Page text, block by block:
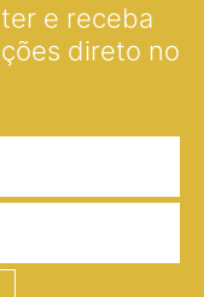
e receba
direto no